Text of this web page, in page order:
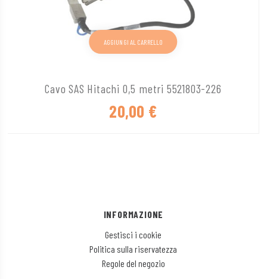
Cavo SAS Hitachi 0,5 metri 5521803-226
20,00 €
AGGIUNGI AL CARRELLO
INFORMAZIONE
Gestisci i cookie
Politica sulla riservatezza
Regole del negozio